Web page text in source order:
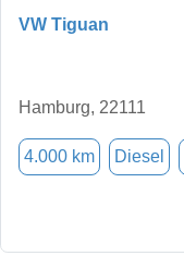
VW Tiguan
Hamburg, 22111
4.000 km Diesel